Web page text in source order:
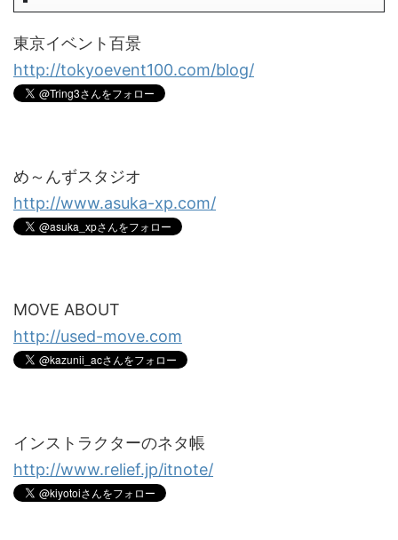
東京イベント百景
http://tokyoevent100.com/blog/
め～んずスタジオ
http://www.asuka-xp.com/
MOVE ABOUT
http://used-move.com
インストラクターのネタ帳
http://www.relief.jp/itnote/